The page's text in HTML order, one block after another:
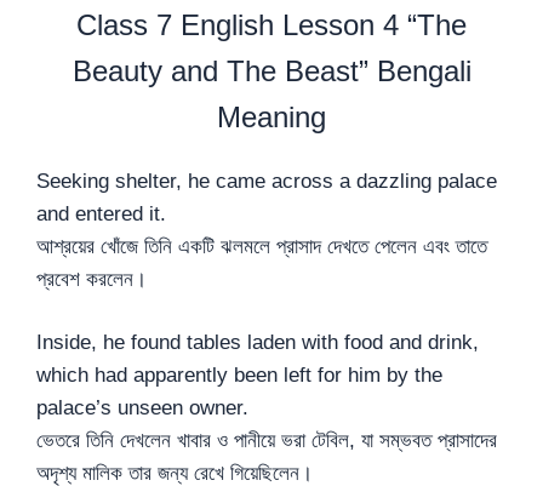
Class 7 English Lesson 4 “The
Beauty and The Beast” Bengali
Meaning
Seeking shelter, he came across a dazzling palace
and entered it.
আশ্রয়ের খোঁজে তিনি একটি ঝলমলে প্রাসাদ দেখতে পেলেন এবং তাতে
প্রবেশ করলেন।
Inside, he found tables laden with food and drink,
which had apparently been left for him by the
palace’s unseen owner.
ভেতরে তিনি দেখলেন খাবার ও পানীয়ে ভরা টেবিল, যা সম্ভবত প্রাসাদের
অদৃশ্য মালিক তার জন্য রেখে গিয়েছিলেন।